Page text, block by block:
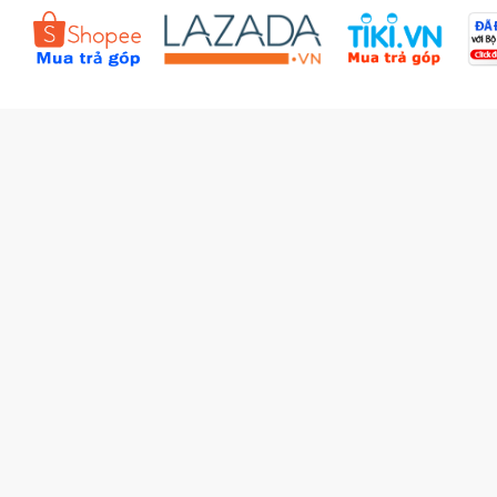
Câu hỏi thường gặp (FAQs)
Kiểm tra đơn hàng
Đặt hàng theo yêu cầu